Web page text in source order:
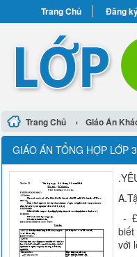
Trang Chủ Đăng
Trang Chủ › Giáo Án
GIÁO ÁN TỔNG HỢP LỚP
-
với